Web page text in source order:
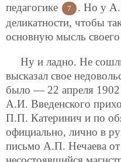
педагогике
7
. Но у
деликатности, чтобы
основную мысль
Ну и ладно. Не
высказал свое
было — 22 апреля 1902
А.И. Введенского
П.П. Катеринич и по
официально, лично в
письмо А.П. Нечаева